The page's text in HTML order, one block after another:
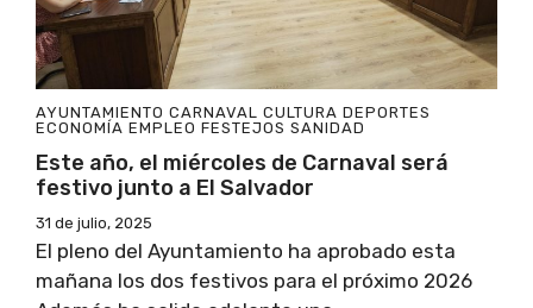
AYUNTAMIENTO CARNAVAL CULTURA DEPORTES
ECONOMÍA EMPLEO FESTEJOS SANIDAD
Este año, el miércoles de Carnaval será
festivo junto a El Salvador
31 de julio, 2025
El pleno del Ayuntamiento ha aprobado esta
mañana los dos festivos para el próximo 2026